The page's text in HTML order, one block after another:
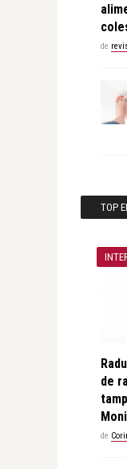
de
TOP
de
de